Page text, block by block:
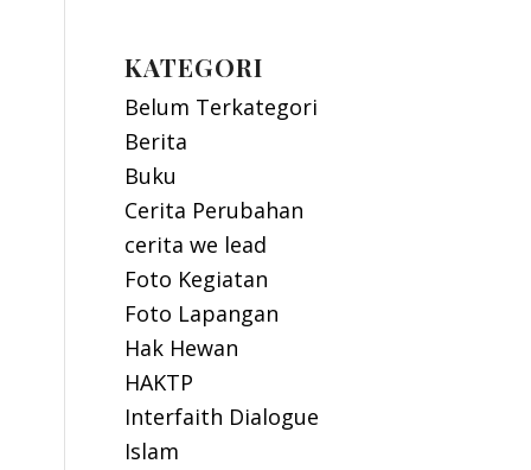
KATEGORI
Belum Terkategori
Berita
Buku
Cerita Perubahan
cerita we lead
Foto Kegiatan
Foto Lapangan
Hak Hewan
HAKTP
Interfaith Dialogue
Islam